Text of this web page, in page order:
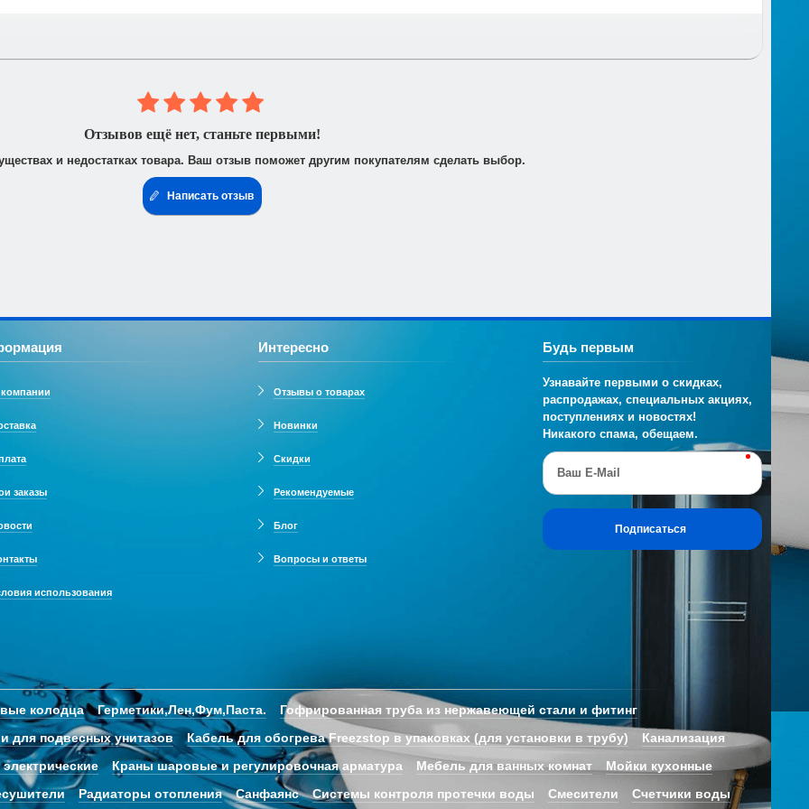
лицами. После получения заказа Вам высылается счёт по электронной почте для его оплаты в банке в
доверенность от фирмы-плательщика.
Отзывов ещё нет, станьте первыми!
и недостатках товара. Ваш отзыв поможет другим покупателям сделать выбор.
Написать отзыв
заказы
использования
Интересно
Отзывы о товарах
Новинки
Скидки
Рекомендуемые
Блог
Вопросы и ответы
Будь первым
Узнавайте первыми о скидках,
распродажах, специальных акциях,
поступлениях и новостях!
Никакого спама, обещаем.
Ваш E-Mail
Подписаться
колодца Герметики,Лен,Фум,Паста.
Гофрированная труба из нержавеющей стали и фитинг
для подвесных унитазов Кабель для обогрева Freezstop в упаковках (для установки в трубу)
Канализация
Краны шаровые и регулировочная арматура Мебель для ванных комнат
Мойки кухонные
Радиаторы отопления Санфаянс Системы контроля протечки воды Смесители Счетчики воды